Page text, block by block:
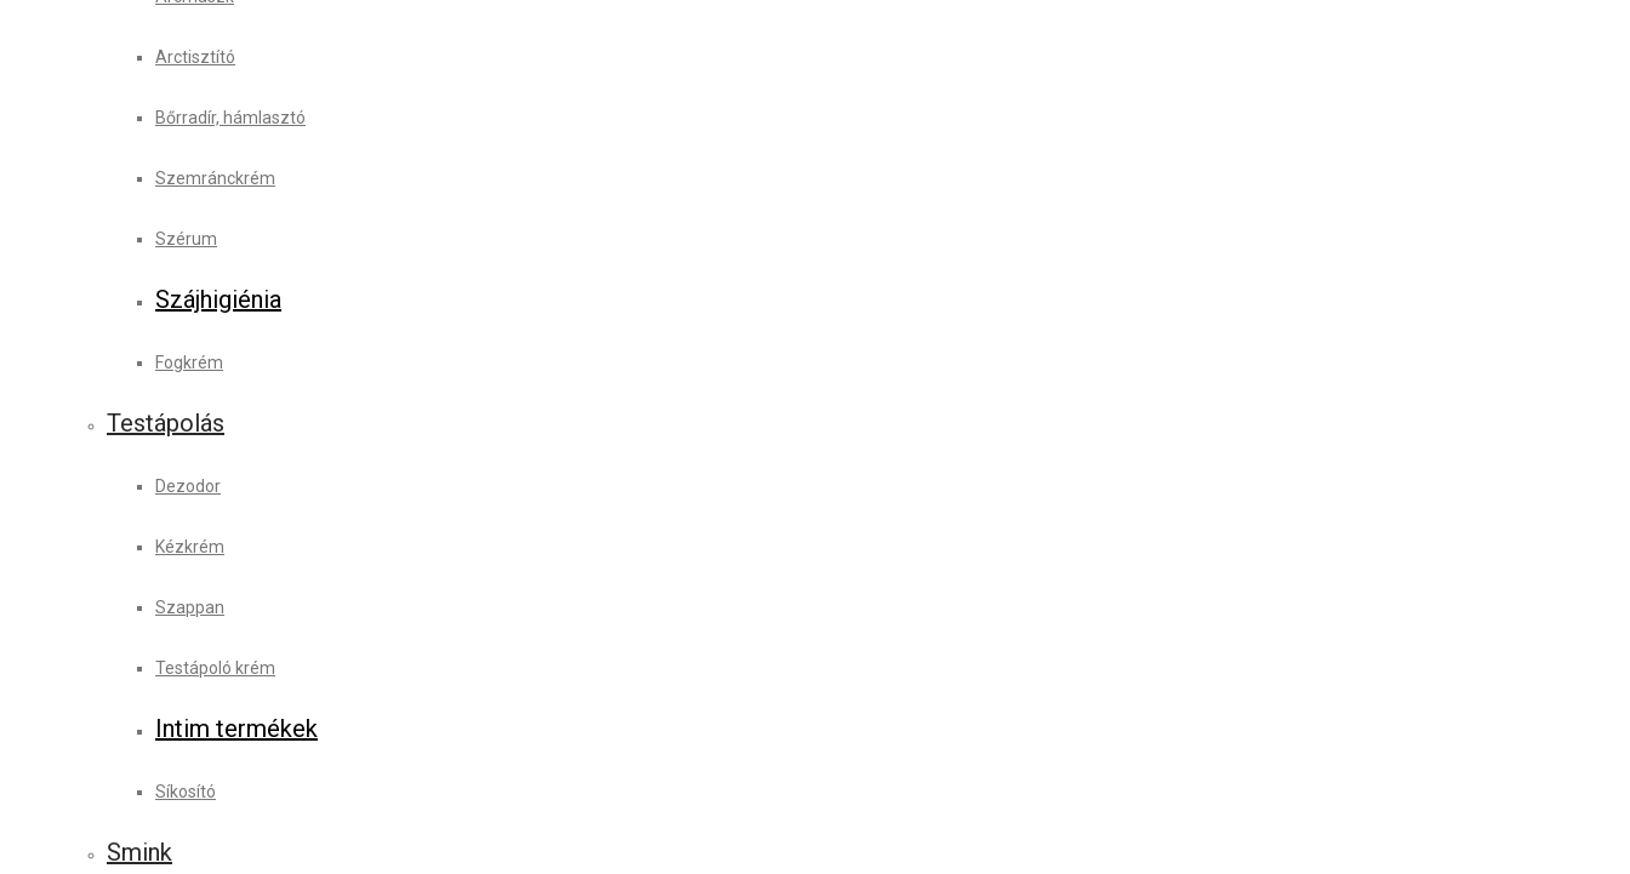
Arctisztító
Bőrradír, hámlasztó
Szemránckrém
Szérum
Szájhigiénia
Fogkrém
Testápolás
Dezodor
Kézkrém
Szappan
Testápoló krém
Intim termékek
Síkosító
Smink